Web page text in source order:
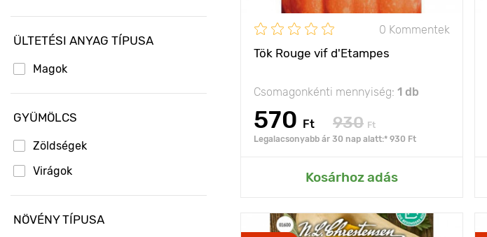
ÜLTETÉSI ANYAG TÍPUSA
Magok
GYÜMÖLCS
Zöldségek
Virágok
NÖVÉNY TÍPUSA
0 Kommentek
Tök Rouge vif d'Etampes
Csomagonkénti mennyiség: 1 db
570 Ft 930 Ft
Legalacsonyabb ár 30 nap alatt:* 930 Ft
Kosárhoz adás
Hozzáadás az Én kertemhez